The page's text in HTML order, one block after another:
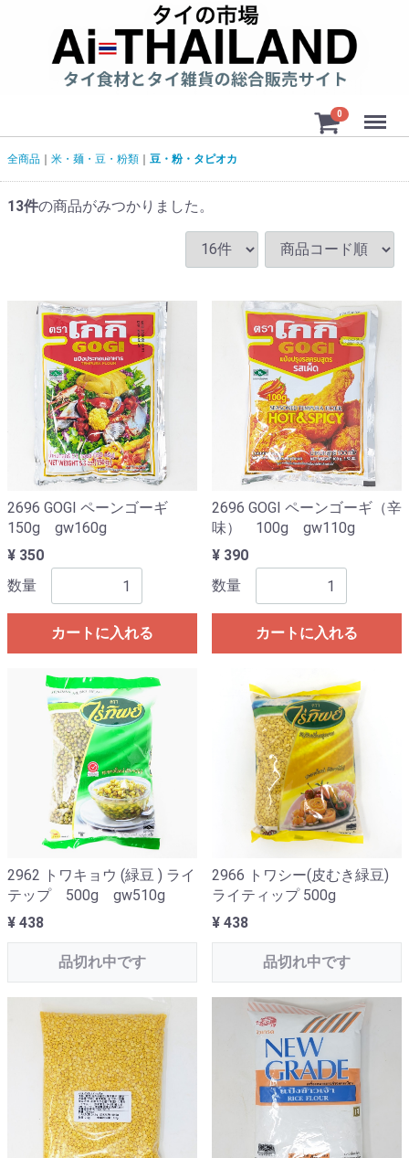
0 Menu
全商品 米・麺・豆・粉類 豆・粉・タピオカ
13件の商品がみつかりました。
2696 GOGI ペーンゴーギ
150g gw160g
¥ 350
数量
カートに入れる
2696 GOGI ペーンゴーギ（辛
味） 100g gw110g
¥ 390
数量
カートに入れる
2962 トワキョウ (緑豆 ) ライ
テップ 500g gw510g
¥ 438
品切れ中です
2966 トワシー(皮むき緑豆)
ライティップ 500g
¥ 438
品切れ中です